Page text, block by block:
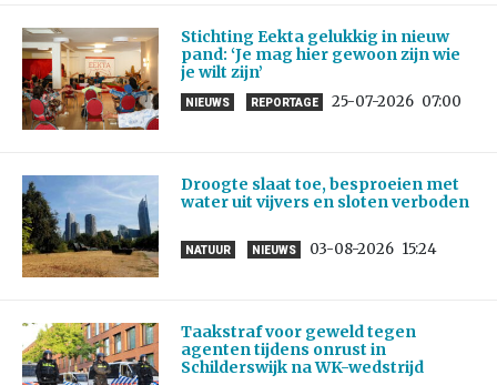
Stichting Eekta gelukkig in nieuw
pand: ‘Je mag hier gewoon zijn wie
je wilt zijn’
NIEUWS REPORTAGE 25-07-2026 07:00
Droogte slaat toe, besproeien met
water uit vijvers en sloten verboden
NATUUR NIEUWS 03-08-2026 15:24
Taakstraf voor geweld tegen
agenten tijdens onrust in
Schilderswijk na WK-wedstrijd